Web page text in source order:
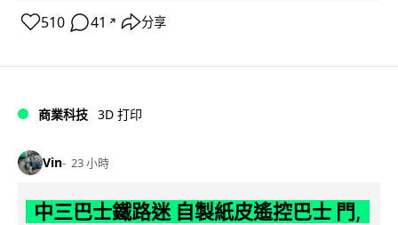
510 41 ↗ 分享
商業科技 3D 打印
Vin 23 小時
中三巴士鐵路迷 自製紙皮遙控巴士 門,